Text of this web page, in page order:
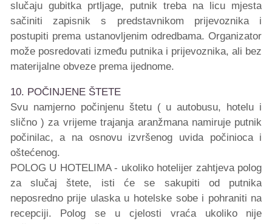
slučaju gubitka prtljage, putnik treba na licu mjesta
sačiniti zapisnik s predstavnikom prijevoznika i
postupiti prema ustanovljenim odredbama. Organizator
može posredovati između putnika i prijevoznika, ali bez
materijalne obveze prema ijednome.
10. POČINJENE ŠTETE
Svu namjerno počinjenu štetu ( u autobusu, hotelu i
slično ) za vrijeme trajanja aranžmana namiruje putnik
počinilac, a na osnovu izvršenog uvida počinioca i
oštećenog.
POLOG U HOTELIMA - ukoliko hotelijer zahtjeva polog
za slučaj štete, isti će se sakupiti od putnika
neposredno prije ulaska u hotelske sobe i pohraniti na
recepciji. Polog se u cjelosti vraća ukoliko nije